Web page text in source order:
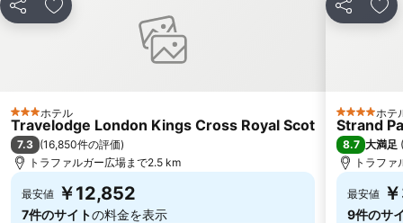
O2 アリーナ
Gloucester Road Metro Station
London Gatwick Airport
Heathrow Terminal 5 Metro Station
ハロッズ
Tottenham Hotspur Stadium
Ealing Broadway Metro Station
London Luton Airport
Legoland
Tottenham Court Road Casino
シェア お気に入りに追加
3 ホテルのランク
ホテル
Travelodge London Kings Cross Royal Scot
7.3 (16,850件の評価)
トラファルガー広場まで2.5 km
最安値 ￥12,852
7件のサイトの料金を表示
シェア お
4 ホテルの
ホテ
Strand
8.7 大満足 (
トラフ
最安値
9件のサ